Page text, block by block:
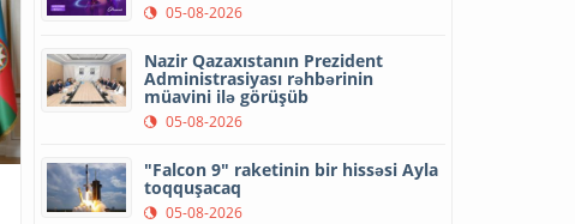
05-08-2026
Nazir Qazaxıstanın Prezident
Administrasiyası rəhbərinin
müavini ilə görüşüb
05-08-2026
"Falcon 9" raketinin bir hissəsi Ayla
toqquşacaq
05-08-2026